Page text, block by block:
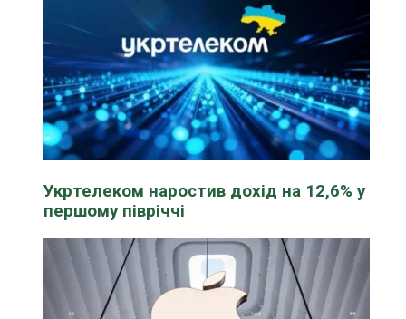
Укртелеком наростив дохід на 12,6% у
першому півріччі